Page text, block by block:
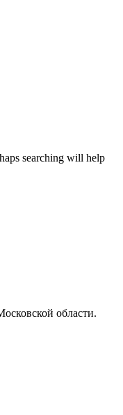
searching will help
области.